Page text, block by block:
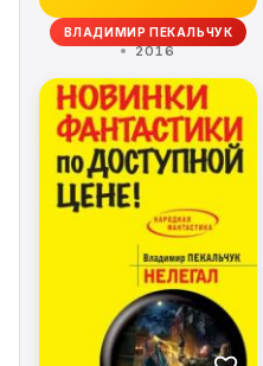
ВЛАДИМИР ПЕКАЛЬЧУК
2016